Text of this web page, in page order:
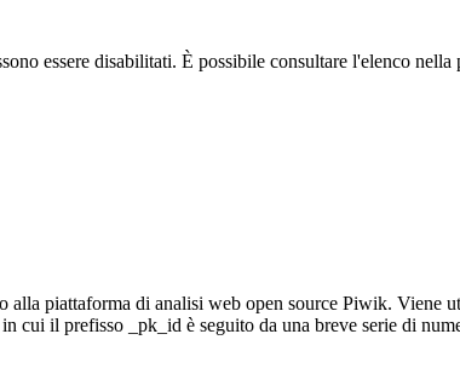
essere disabilitati. È possibile consultare l'elenco
alla piattaforma di analisi web open source Piwik.
cui il prefisso _pk_id è seguito da una breve serie di